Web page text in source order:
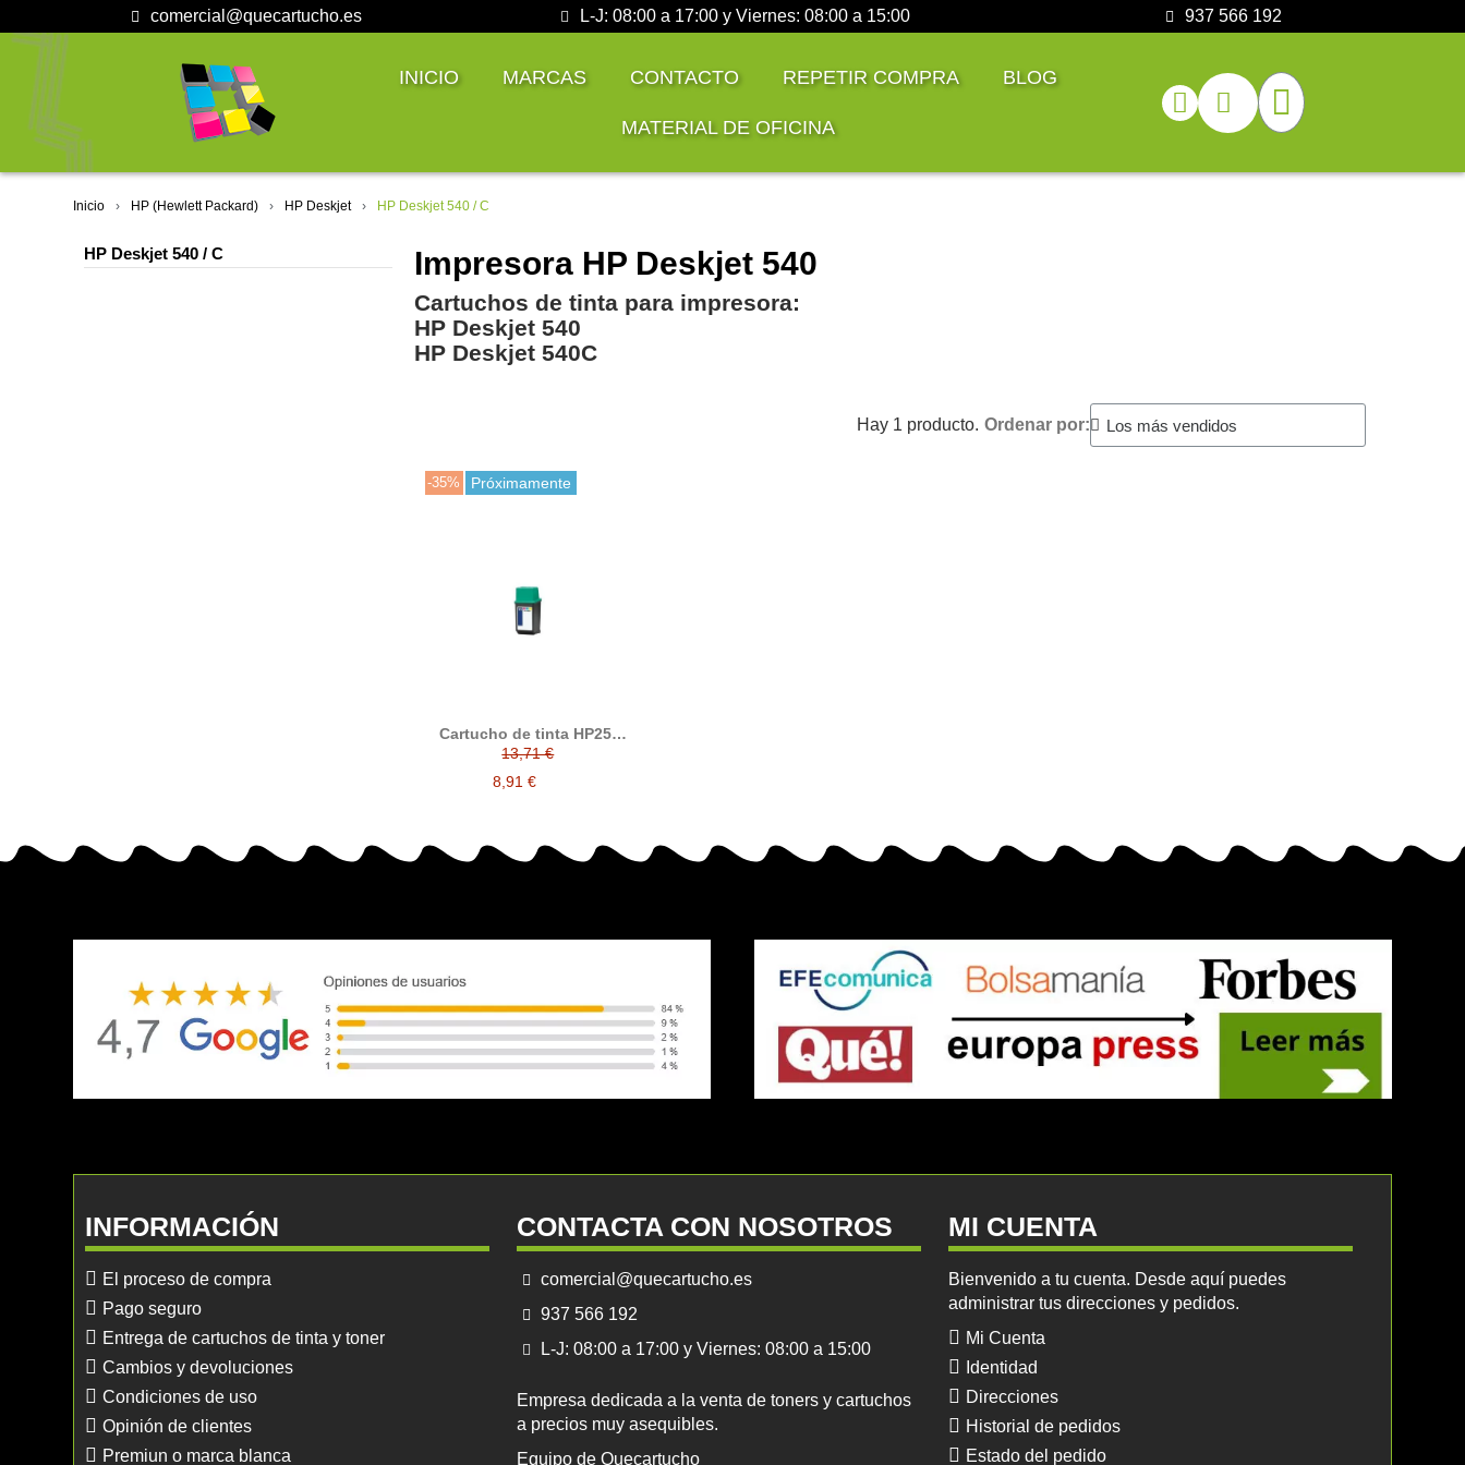
comercial@quecartucho.es L-J: 08:00 a 17:00 y Viernes: 08:00 a 15:00 937 566 192
INICIO MARCAS CONTACTO REPETIR COMPRA BLOG
MATERIAL DE OFICINA
Inicio HP (Hewlett Packard) HP Deskjet HP Deskjet 540 / C
HP Deskjet 540 / C Impresora HP Deskjet 540
Cartuchos de tinta para impresora:
HP Deskjet 540
HP Deskjet 540C
Hay 1 producto. Ordenar por:
-35% Próximamente
Cartucho de tinta HP25,
compatible con hp
51625AE, tricolor
13,71 €
8,91 €
INFORMACIÓN
El proceso de compra
Pago seguro
Entrega de cartuchos de tinta y toner
Cambios y devoluciones
Condiciones de uso
Opinión de clientes
Premiun o marca blanca
CONTACTA CON NOSOTROS
comercial@quecartucho.es
937 566 192
L-J: 08:00 a 17:00 y Viernes: 08:00 a 15:00
Empresa dedicada a la venta de toners y cartuchos
a precios muy asequibles.
Equipo de Quecartucho
MI CUENTA
Bienvenido a tu cuenta. Desde aquí puedes
administrar tus direcciones y pedidos.
Mi Cuenta
Identidad
Direcciones
Historial de pedidos
Estado del pedido